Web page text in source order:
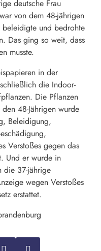
deutsche Frau
von dem 48-jährigen
beleidigte und bedrohte
Das ging so weit, dass
musste.
in der
die Indoor-
Die Pflanzen
48-Jährigen wurde
Beleidigung,
Verstoßes gegen das
Und er wurde in
die 37-jährige
wegen Verstoßes
erstattet.